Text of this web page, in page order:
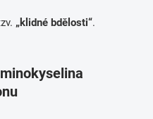
„klidné bdělosti“.